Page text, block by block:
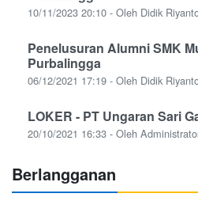
10/11/2023 20:10 - Oleh Didik
Penelusuran Alumni SMK
Purbalingga
06/12/2021 17:19 - Oleh Didik
LOKER - PT Ungaran Sari
20/10/2021 16:33 - Oleh
Berlangganan